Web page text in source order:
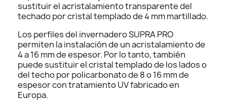
sustituir el acristalamiento transparente del
techado por cristal templado de 4 mm martillado.
Los perfiles del invernadero SUPRA PRO
permiten la instalación de un acristalamiento de
4 a 16 mm de espesor. Por lo tanto, también
puede sustituir el cristal templado de los lados o
del techo por policarbonato de 8 o 16 mm de
espesor con tratamiento UV fabricado en
Europa.